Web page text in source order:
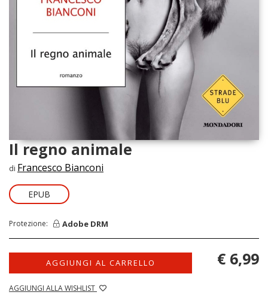
Il regno animale
di Francesco Bianconi
EPUB
Protezione: Adobe DRM
AGGIUNGI AL CARRELLO
AGGIUNGI ALLA WISHLIST
€ 6,99